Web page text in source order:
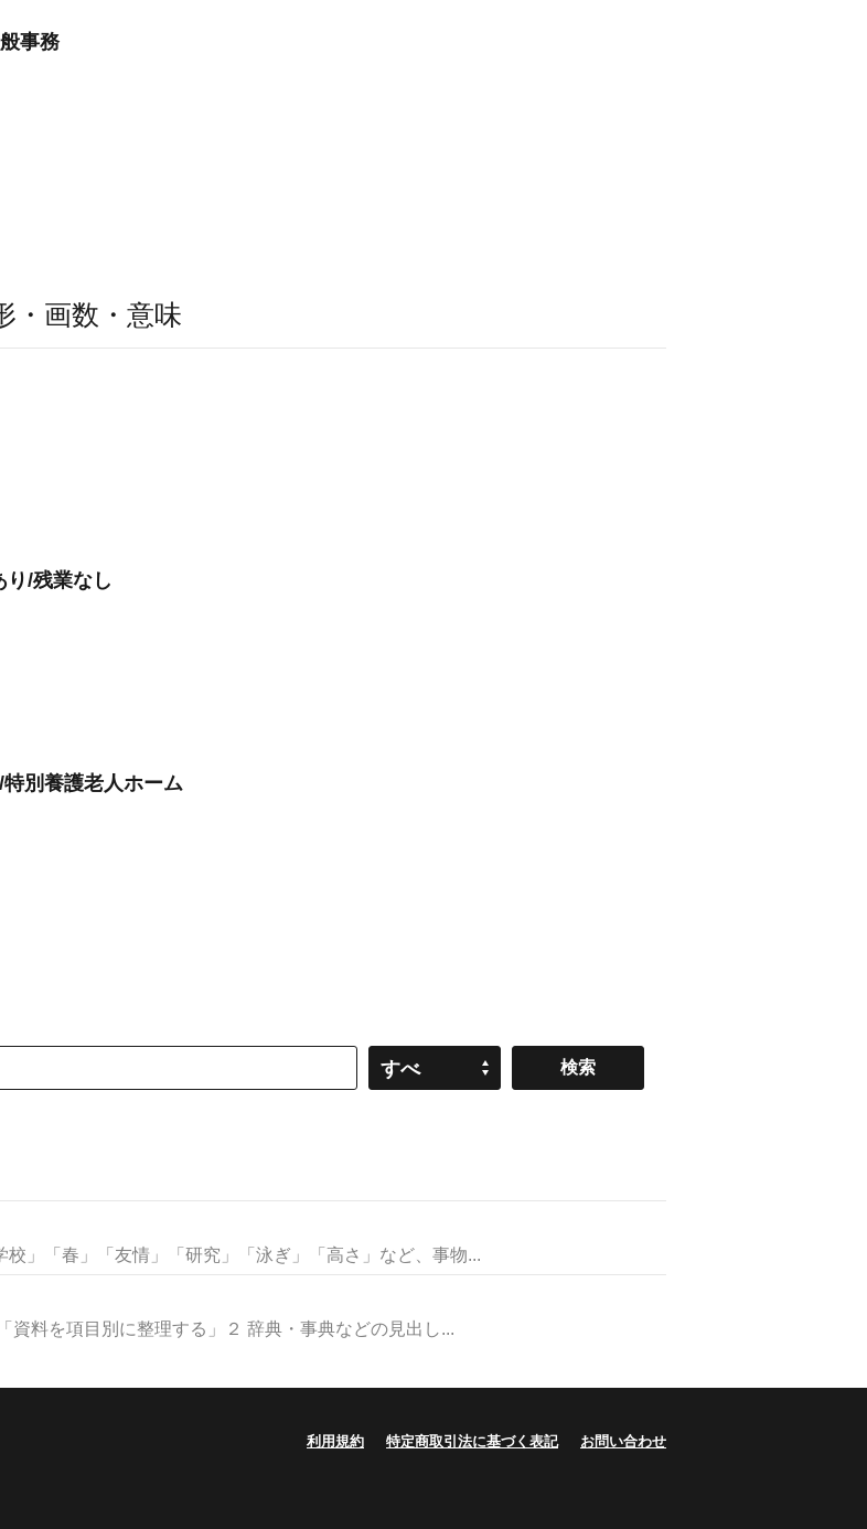
事務
・画数・意味
り/残業なし
別養護老人ホーム
すべ
」「春」「友情」「研究」「泳ぎ」「高さ」など、事物...
資料を項目別に整理する」２ 辞典・事典などの見出し...
利用規約 特定商取引法に基づく表記 お問い合わせ